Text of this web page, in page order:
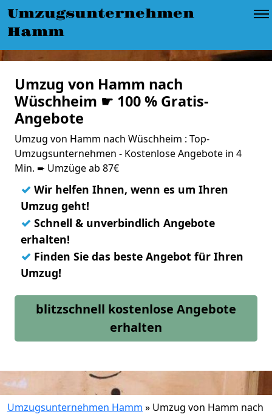
Umzugsunternehmen
Hamm
Umzug von Hamm nach
Wüschheim ☛ 100 % Gratis-
Angebote
Umzug von Hamm nach Wüschheim : Top-
Umzugsunternehmen - Kostenlose Angebote in 4
Min. ➨ Umzüge ab 87€
✓ Wir helfen Ihnen, wenn es um Ihren
Umzug geht!
✓ Schnell & unverbindlich Angebote
erhalten!
✓ Finden Sie das beste Angebot für Ihren
Umzug!
blitzschnell kostenlose Angebote
erhalten
Umzugsunternehmen Hamm » Umzug von Hamm nach